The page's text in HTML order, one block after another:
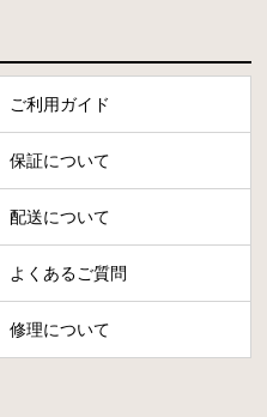
ご利用ガイド
保証について
配送について
よくあるご質問
修理について